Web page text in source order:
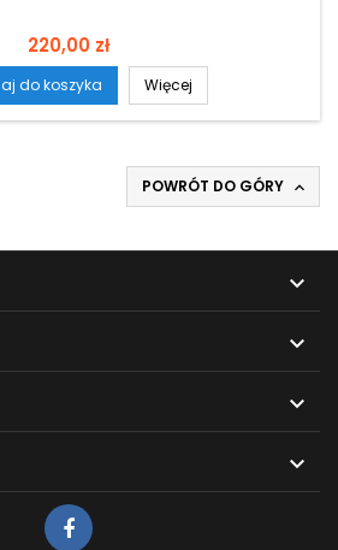
Cena
220,00 zł
do koszyka Więcej
POWRÓT DO GÓRY 



